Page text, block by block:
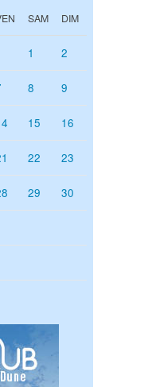
SAM DIM
1 2
8 9
15 16
22 23
29 30